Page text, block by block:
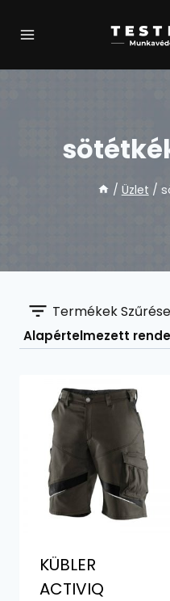
/ Üzlet /
Termékek Szűrése
KÜBLER
ACTIVIQ